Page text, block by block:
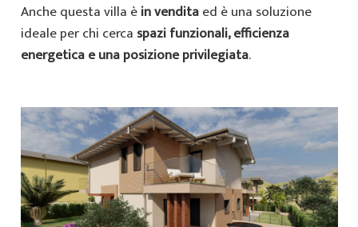
Anche questa villa èin venditaed è una soluzione
ideale per chi cerca spazi funzionali, efficienza
energetica e una posizione privilegiata.